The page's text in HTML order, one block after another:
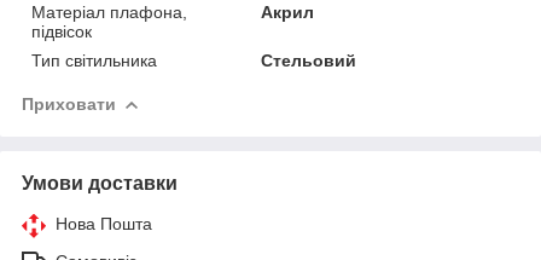
Матеріал плафона,
підвісок
Акрил
Тип світильника Стельовий
Приховати
Умови доставки
Нова Пошта